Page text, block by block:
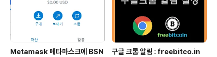
Metamask 메타마스크에 BSN
구글 크롬 알림 : freebitco.in